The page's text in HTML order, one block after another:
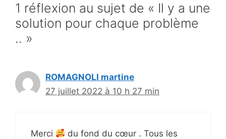
1 réflexion au sujet de « Il y a une
solution pour chaque problème
.. »
ROMAGNOLI martine
27 juillet 2022 à 10 h 27 min
Merci
du fond du cœur . Tous les